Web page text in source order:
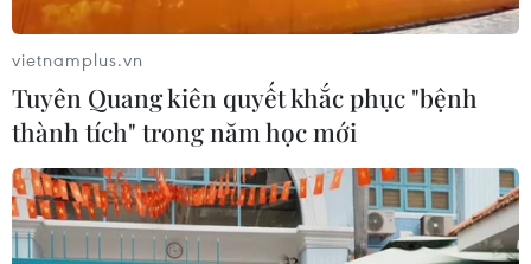
vietnamplus.vn
Tuyên Quang kiên quyết khắc phục "bệnh
thành tích" trong năm học mới